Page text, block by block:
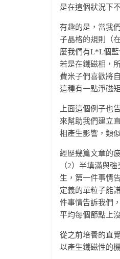
是在這個狀況下
有趣的是，當我
子晶格的規則（
麼我們有L*L個
若是在鐵磁相，
費米子們喜歡將
這種有一點淨磁
上面這個例子也
來幫助我們建立
相產生影響，類
經歷幾篇文章的
（2）半填滿與
生，第一件事情
定義的單粒子能
件事情告訴我們
平均每個節點上
從之前培養的直
以產生鐵磁性的